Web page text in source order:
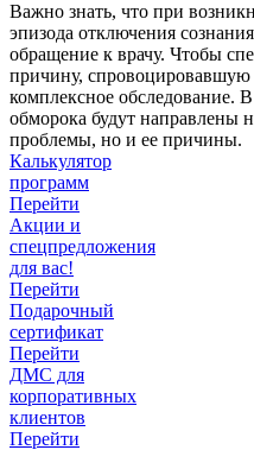
Важно знать, что при
эпизода отключения
обращение к врачу. Чтобы
причину, спровоцировавшую
комплексное обследование.
обморока будут направлены
проблемы, но и ее причины.
Калькулятор
программ
Перейти
Акции и
спецпредложения
для вас!
Перейти
Подарочный
сертификат
Перейти
ДМС для
корпоративных
клиентов
Перейти